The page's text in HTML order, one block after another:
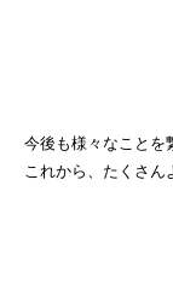
今後も様々なことを
これから、たくさん